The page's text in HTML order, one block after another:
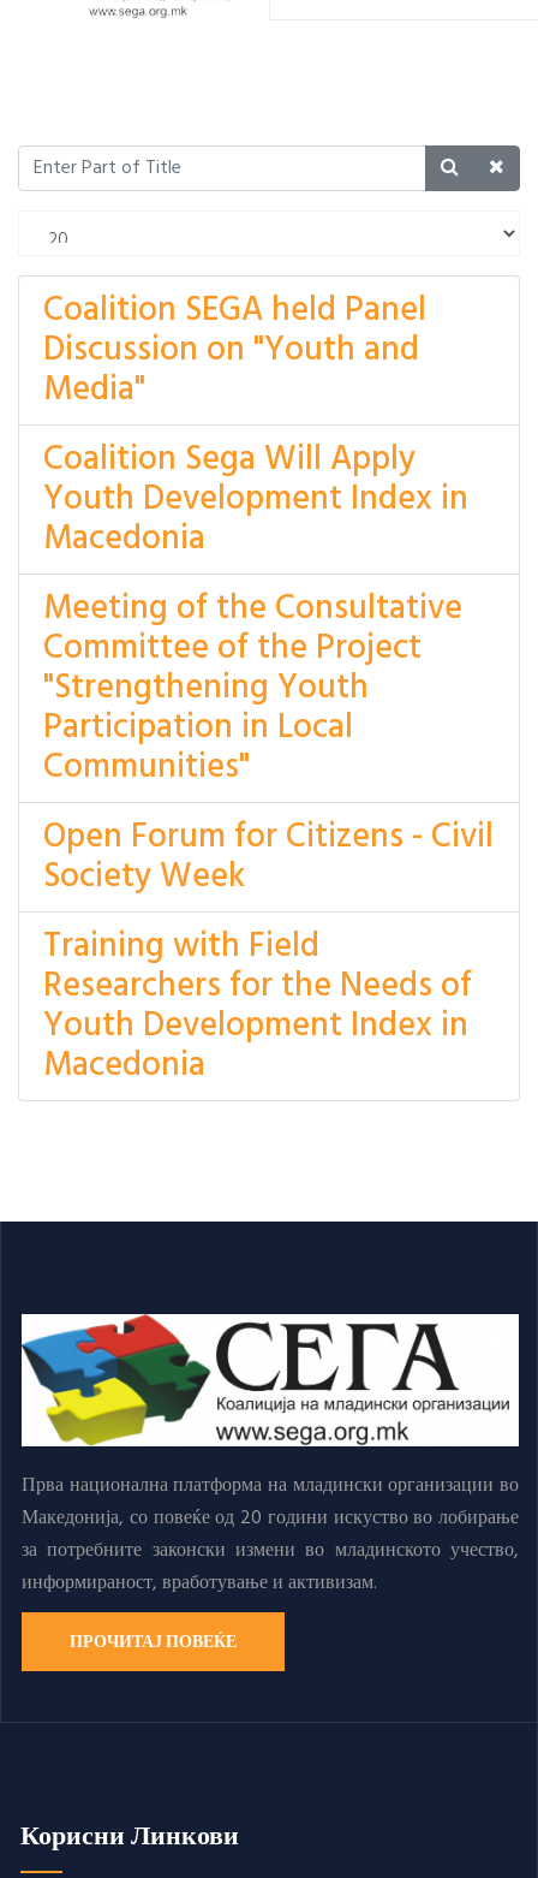
Coalition SEGA held Panel
Discussion on "Youth and
Media"
Coalition Sega Will Apply
Youth Development Index in
Macedonia
Meeting of the Consultative
Committee of the Project
"Strengthening Youth
Participation in Local
Communities"
Open Forum for Citizens - Civil
Society Week
Training with Field
Researchers for the Needs of
Youth Development Index in
Macedonia
Прва национална платформа на младински организации во
Македонија, со повеќе од 20 години искуство во лобирање
за потребните законски измени во младинското учество,
информираност, вработување и активизам.
ПРОЧИТАЈ ПОВЕЌЕ
Корисни Линкови